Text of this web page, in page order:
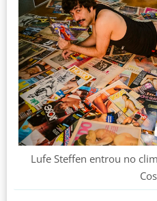
Lufe Steffen entrou no